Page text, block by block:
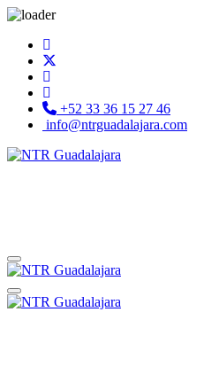
+52 33 36 15 27 46
info@ntrguadalajara.com